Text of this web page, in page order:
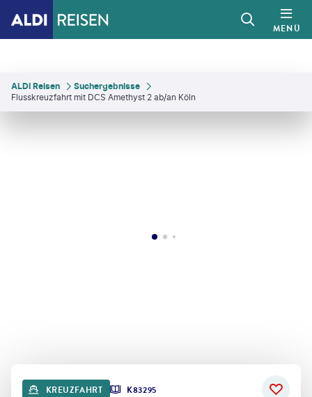
MENÜ
ALDI Reisen
Suchergebnisse
Flusskreuzfahrt mit DCS Amethyst 2 ab/an Köln
KREUZFAHRT K83295